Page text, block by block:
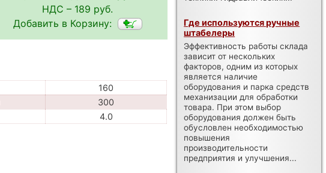
НДС – 189 руб.
Добавить в Корзину:
160
300
4.0
Где используются ручные
штабелеры
Эффективность работы склада
зависит от нескольких
факторов, одним из которых
является наличие
оборудования и парка средств
механизации для обработки
товара. При этом выбор
оборудования должен быть
обусловлен необходимостью
повышения
производительности
предприятия и улучшения...